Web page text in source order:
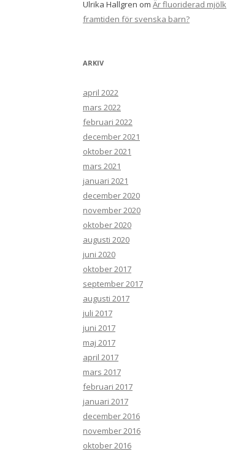
Ulrika Hallgren om Är fluoriderad mjölk
framtiden för svenska barn?
ARKIV
april 2022
mars 2022
februari 2022
december 2021
oktober 2021
mars 2021
januari 2021
december 2020
november 2020
oktober 2020
augusti 2020
juni 2020
oktober 2017
september 2017
augusti 2017
juli 2017
juni 2017
maj 2017
april 2017
mars 2017
februari 2017
januari 2017
december 2016
november 2016
oktober 2016